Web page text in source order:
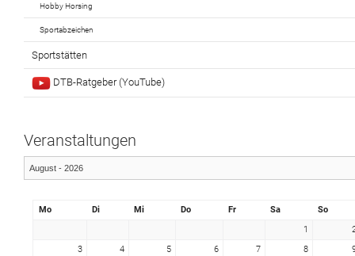
Hobby Horsing
Sportabzeichen
Sportstätten
DTB-Ratgeber (YouTube)
Veranstaltungen
Mo Di Mi Do Fr Sa
So
1
3
4 5 6 7 8